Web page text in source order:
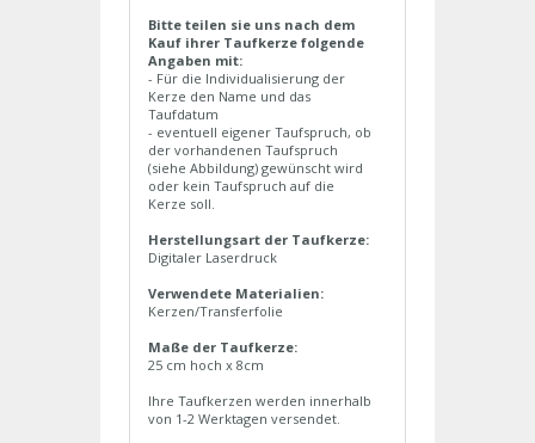
Bitte teilen sie uns nach dem
Kauf ihrer Taufkerze folgende
Angaben mit:
- Für die Individualisierung der
Kerze den Name und das
Taufdatum
- eventuell eigener Taufspruch, ob
der vorhandenen Taufspruch
(siehe Abbildung) gewünscht wird
oder kein Taufspruch auf die
Kerze soll.
Herstellungsart der Taufkerze:
Digitaler Laserdruck
Verwendete Materialien:
Kerzen/Transferfolie
Maße der Taufkerze:
25 cm hoch x 8cm
Ihre Taufkerzen werden innerhalb
von 1-2 Werktagen versendet.